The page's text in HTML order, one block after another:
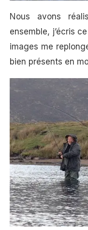
Nous avons
ensemble, j’écris
images me
bien présents en